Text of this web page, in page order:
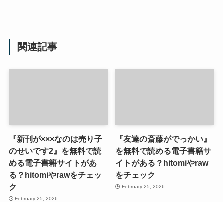
関連記事
『新刊が×××なのは売り子
のせいです2』を無料で読
める電子書籍サイトがあ
る？hitomiやrawをチェッ
ク
February 25, 2026
『友達の斎藤がでっかい』
を無料で読める電子書籍サ
イトがある？hitomiやraw
をチェック
February 25, 2026